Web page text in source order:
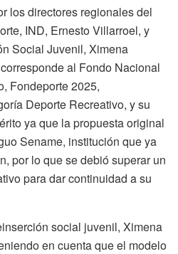
los directores regionales del
IND, Ernesto Villarroel, y
Social Juvenil, Ximena
al Fondo Nacional
Fondeporte 2025,
Deporte Recreativo, y su
ya que la propuesta original
Sename, institución que ya
por lo que se debió superar un
para dar continuidad a su
social juvenil, Ximena
en cuenta que el modelo